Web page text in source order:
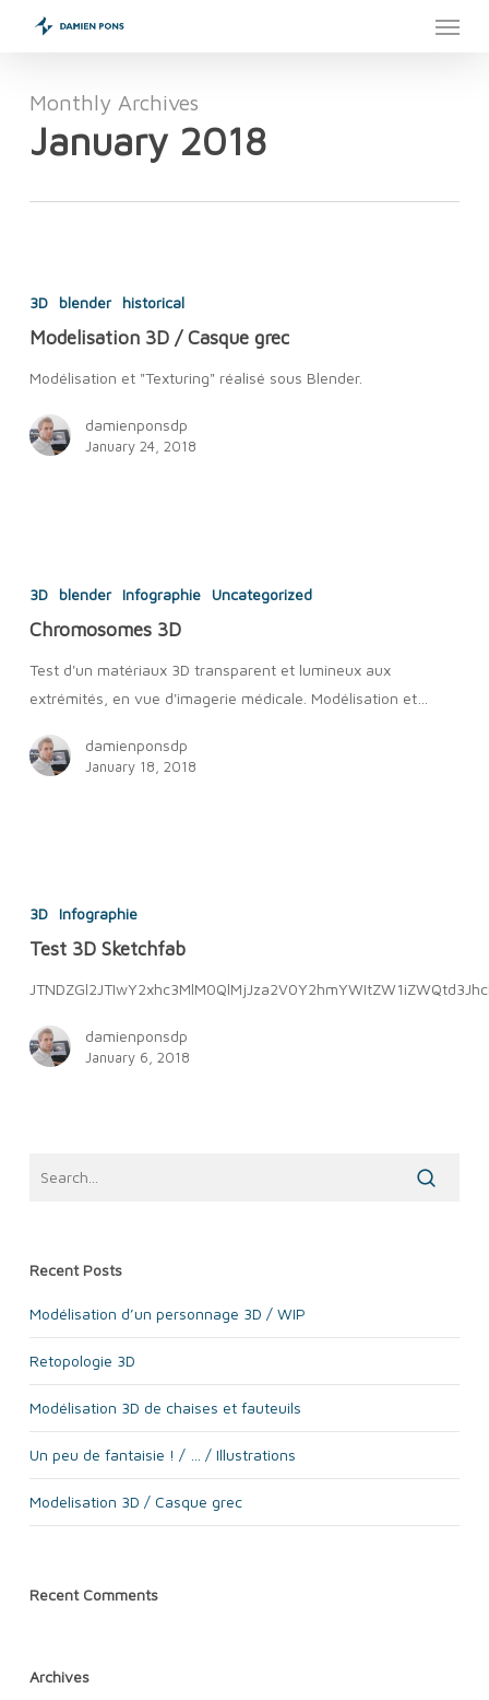
contentMonthly Archives
January 2018
Casque
grec
3D blender historical
Modelisation 3D / Casque grec
Modélisation et "Texturing" réalisé sous Blender.
damienponsdp
January 24, 2018
3D blender Infographie Uncategorized
Chromosomes 3D
Test d'un matériaux 3D transparent et lumineux aux
extrémités, en vue d'imagerie médicale. Modélisation et…
damienponsdp
January 18, 2018
3D Infographie
Test 3D Sketchfab
damienponsdp
January 6, 2018
Recent Posts
Modélisation d’un personnage 3D / WIP
Retopologie 3D
Modélisation 3D de chaises et fauteuils
Un peu de fantaisie ! / … / Illustrations
Modelisation 3D / Casque grec
Recent Comments
Archives